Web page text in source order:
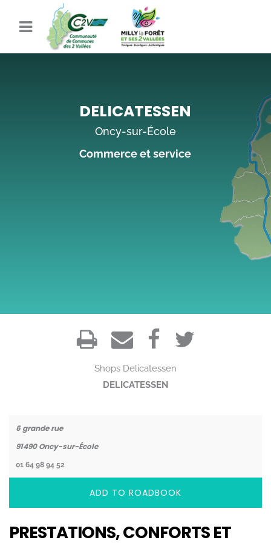
DELICATESSEN
Oncy-sur-École
Commerce et service
Shops Delicatessen
DELICATESSEN
6 grande rue
91490 Oncy-sur-École
01 64 98 94 52
ADD TO ROADBOOK
PRESTATIONS, CONFORTS ET